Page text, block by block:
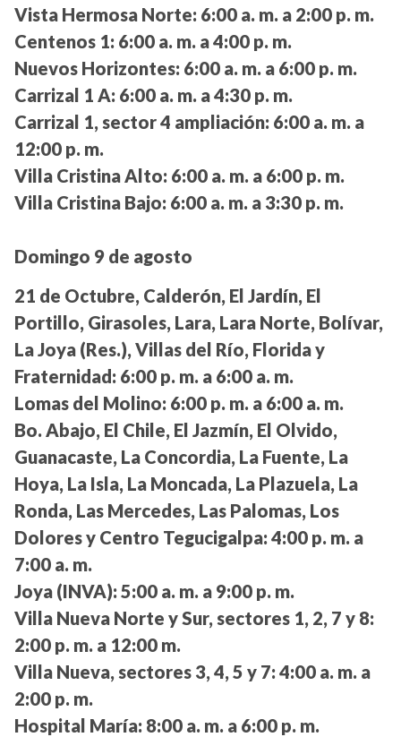
Vista Hermosa Norte: 6:00 a. m. a 2:00 p. m.
Centenos 1: 6:00 a. m. a 4:00 p. m.
Nuevos Horizontes: 6:00 a. m. a 6:00 p. m.
Carrizal 1 A: 6:00 a. m. a 4:30 p. m.
Carrizal 1, sector 4 ampliación: 6:00 a. m. a
12:00 p. m.
Villa Cristina Alto: 6:00 a. m. a 6:00 p. m.
Villa Cristina Bajo: 6:00 a. m. a 3:30 p. m.
Domingo 9 de agosto
21 de Octubre, Calderón, El Jardín, El
Portillo, Girasoles, Lara, Lara Norte, Bolívar,
La Joya (Res.), Villas del Río, Florida y
Fraternidad: 6:00 p. m. a 6:00 a. m.
Lomas del Molino: 6:00 p. m. a 6:00 a. m.
Bo. Abajo, El Chile, El Jazmín, El Olvido,
Guanacaste, La Concordia, La Fuente, La
Hoya, La Isla, La Moncada, La Plazuela, La
Ronda, Las Mercedes, Las Palomas, Los
Dolores y Centro Tegucigalpa: 4:00 p. m. a
7:00 a. m.
Joya (INVA): 5:00 a. m. a 9:00 p. m.
Villa Nueva Norte y Sur, sectores 1, 2, 7 y 8:
2:00 p. m. a 12:00 m.
Villa Nueva, sectores 3, 4, 5 y 7: 4:00 a. m. a
2:00 p. m.
Hospital María: 8:00 a. m. a 6:00 p. m.